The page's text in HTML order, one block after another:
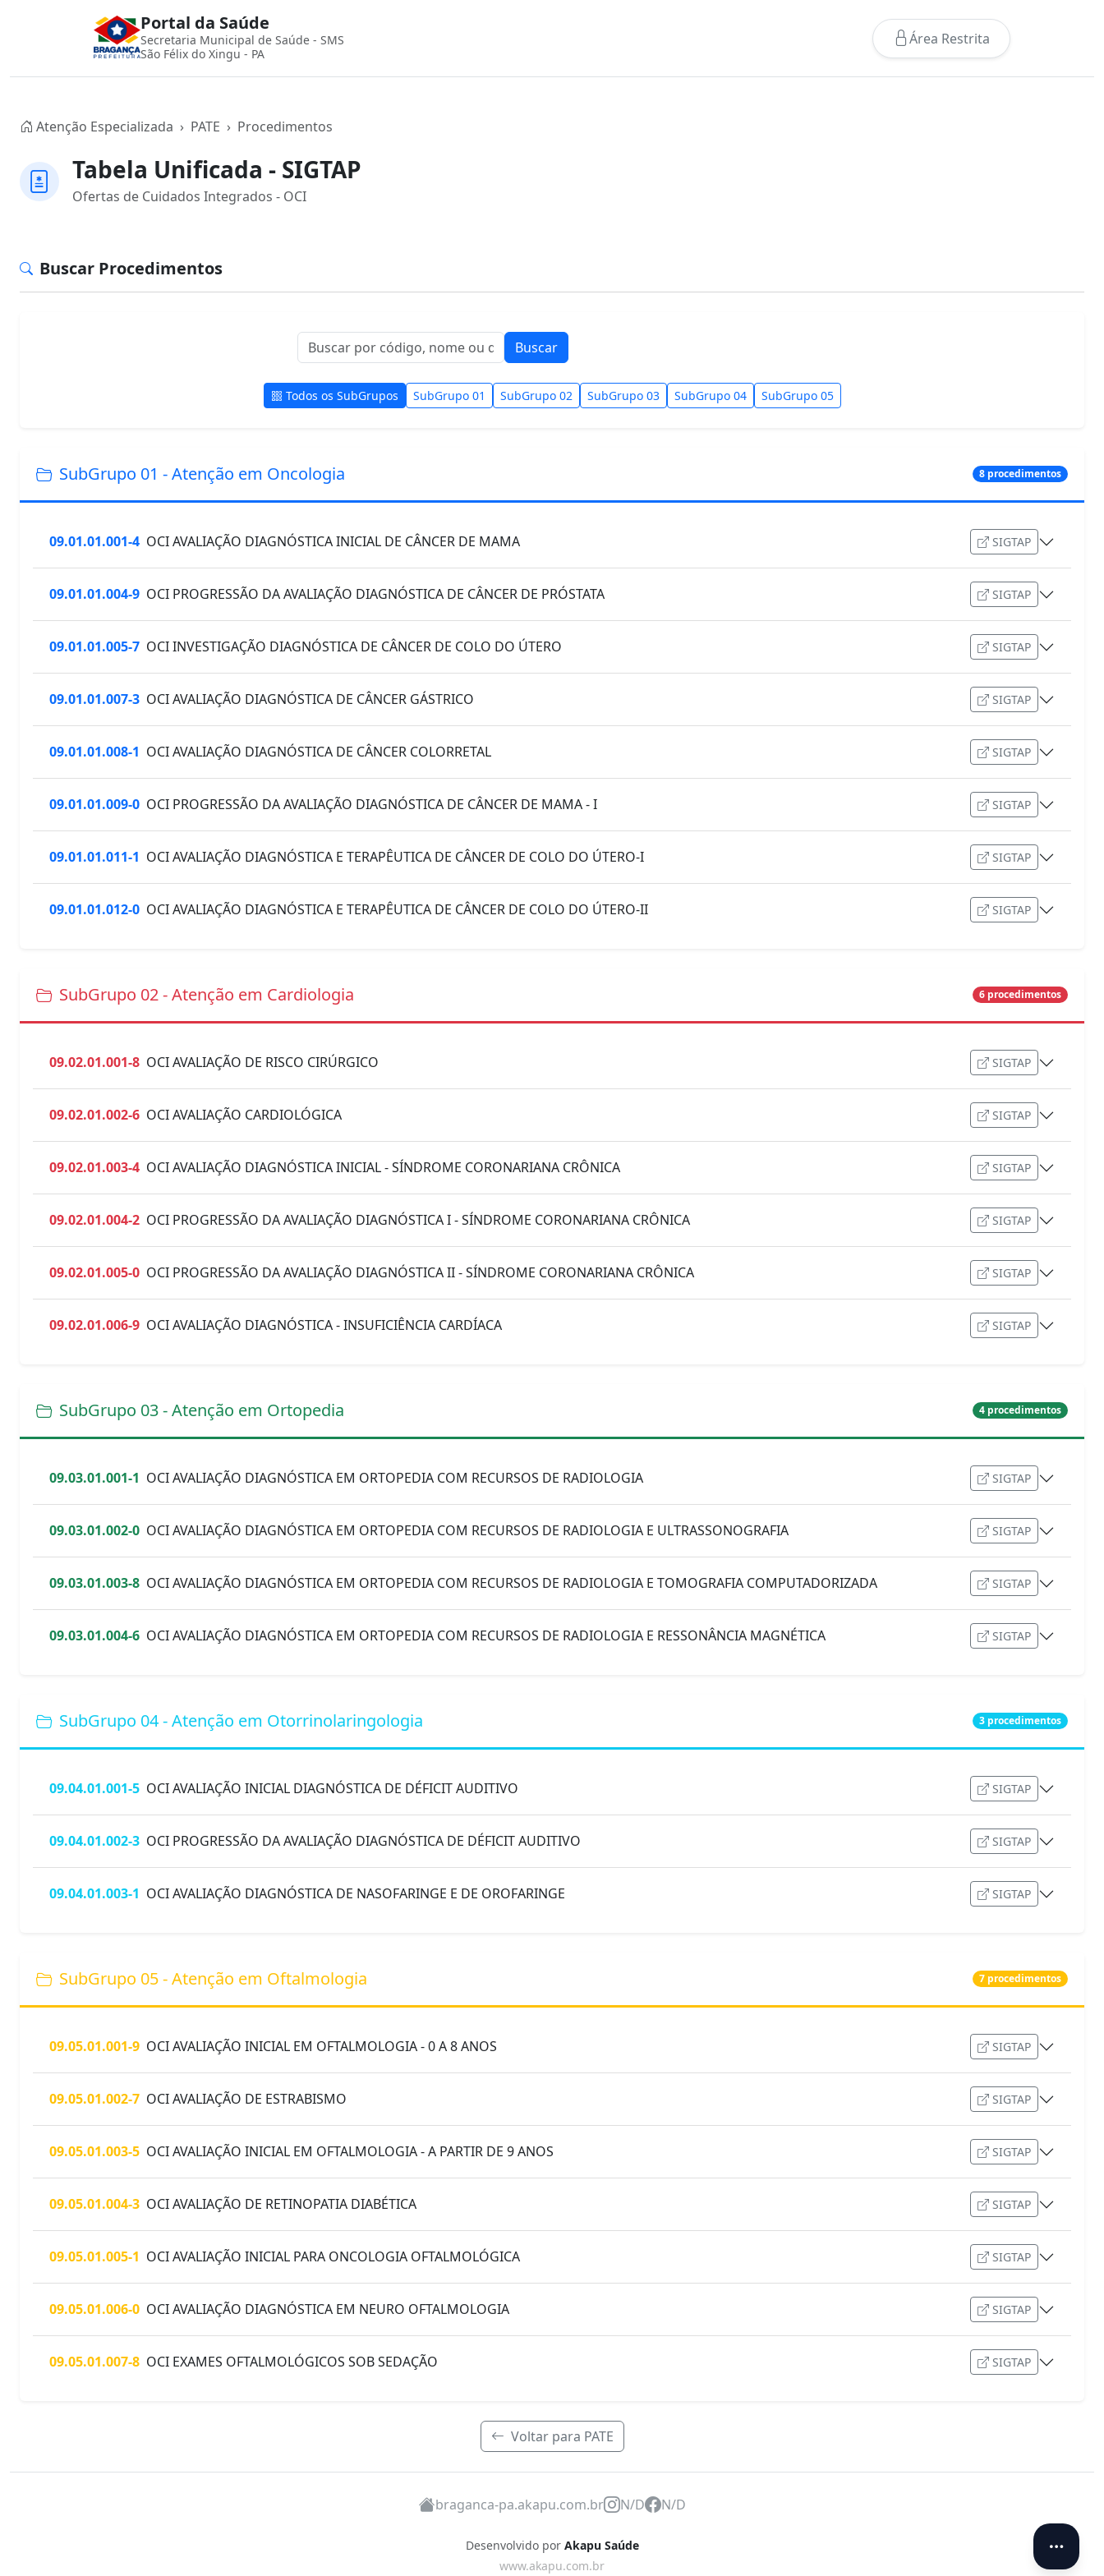
Portal da Saúde
Secretaria Municipal de Saúde - SMS
São Félix do Xingu - PA
Área Restrita
Atenção Especializada PATE Procedimentos
Tabela Unificada - SIGTAP
Ofertas de Cuidados Integrados - OCI
Buscar Procedimentos
Todos os SubGrupos SubGrupo 01 SubGrupo 02 SubGrupo 03 SubGrupo 04 SubGrupo 05
SubGrupo 01 - Atenção em Oncologia 8 procedimentos
09.01.01.001-4 OCI AVALIAÇÃO DIAGNÓSTICA INICIAL DE CÂNCER DE MAMA SIGTAP
09.01.01.004-9 OCI PROGRESSÃO DA AVALIAÇÃO DIAGNÓSTICA DE CÂNCER DE PRÓSTATA SIGTAP
09.01.01.005-7 OCI INVESTIGAÇÃO DIAGNÓSTICA DE CÂNCER DE COLO DO ÚTERO SIGTAP
09.01.01.007-3 OCI AVALIAÇÃO DIAGNÓSTICA DE CÂNCER GÁSTRICO SIGTAP
09.01.01.008-1 OCI AVALIAÇÃO DIAGNÓSTICA DE CÂNCER COLORRETAL SIGTAP
09.01.01.009-0 OCI PROGRESSÃO DA AVALIAÇÃO DIAGNÓSTICA DE CÂNCER DE MAMA - I SIGTAP
09.01.01.011-1 OCI AVALIAÇÃO DIAGNÓSTICA E TERAPÊUTICA DE CÂNCER DE COLO DO ÚTERO-I SIGTAP
09.01.01.012-0 OCI AVALIAÇÃO DIAGNÓSTICA E TERAPÊUTICA DE CÂNCER DE COLO DO ÚTERO-II SIGTAP
SubGrupo 02 - Atenção em Cardiologia 6 procedimentos
09.02.01.001-8 OCI AVALIAÇÃO DE RISCO CIRÚRGICO SIGTAP
09.02.01.002-6 OCI AVALIAÇÃO CARDIOLÓGICA SIGTAP
09.02.01.003-4 OCI AVALIAÇÃO DIAGNÓSTICA INICIAL - SÍNDROME CORONARIANA CRÔNICA SIGTAP
09.02.01.004-2 OCI PROGRESSÃO DA AVALIAÇÃO DIAGNÓSTICA I - SÍNDROME CORONARIANA CRÔNICA SIGTAP
09.02.01.005-0 OCI PROGRESSÃO DA AVALIAÇÃO DIAGNÓSTICA II - SÍNDROME CORONARIANA CRÔNICA SIGTAP
09.02.01.006-9 OCI AVALIAÇÃO DIAGNÓSTICA - INSUFICIÊNCIA CARDÍACA SIGTAP
SubGrupo 03 - Atenção em Ortopedia 4 procedimentos
09.03.01.001-1 OCI AVALIAÇÃO DIAGNÓSTICA EM ORTOPEDIA COM RECURSOS DE RADIOLOGIA SIGTAP
09.03.01.002-0 OCI AVALIAÇÃO DIAGNÓSTICA EM ORTOPEDIA COM RECURSOS DE RADIOLOGIA E ULTRASSONOGRAFIA SIGTAP
09.03.01.003-8 OCI AVALIAÇÃO DIAGNÓSTICA EM ORTOPEDIA COM RECURSOS DE RADIOLOGIA E TOMOGRAFIA COMPUTADORIZADA SIGTAP
09.03.01.004-6 OCI AVALIAÇÃO DIAGNÓSTICA EM ORTOPEDIA COM RECURSOS DE RADIOLOGIA E RESSONÂNCIA MAGNÉTICA SIGTAP
SubGrupo 04 - Atenção em Otorrinolaringologia 3 procedimentos
09.04.01.001-5 OCI AVALIAÇÃO INICIAL DIAGNÓSTICA DE DÉFICIT AUDITIVO SIGTAP
09.04.01.002-3 OCI PROGRESSÃO DA AVALIAÇÃO DIAGNÓSTICA DE DÉFICIT AUDITIVO SIGTAP
09.04.01.003-1 OCI AVALIAÇÃO DIAGNÓSTICA DE NASOFARINGE E DE OROFARINGE SIGTAP
SubGrupo 05 - Atenção em Oftalmologia 7 procedimentos
09.05.01.001-9 OCI AVALIAÇÃO INICIAL EM OFTALMOLOGIA - 0 A 8 ANOS SIGTAP
09.05.01.002-7 OCI AVALIAÇÃO DE ESTRABISMO SIGTAP
09.05.01.003-5 OCI AVALIAÇÃO INICIAL EM OFTALMOLOGIA - A PARTIR DE 9 ANOS SIGTAP
09.05.01.004-3 OCI AVALIAÇÃO DE RETINOPATIA DIABÉTICA SIGTAP
09.05.01.005-1 OCI AVALIAÇÃO INICIAL PARA ONCOLOGIA OFTALMOLÓGICA SIGTAP
09.05.01.006-0 OCI AVALIAÇÃO DIAGNÓSTICA EM NEURO OFTALMOLOGIA SIGTAP
09.05.01.007-8 OCI EXAMES OFTALMOLÓGICOS SOB SEDAÇÃO SIGTAP
Voltar para PATE
braganca-pa.akapu.com.br N/D N/D
Desenvolvido por Akapu Saúde
www.akapu.com.br